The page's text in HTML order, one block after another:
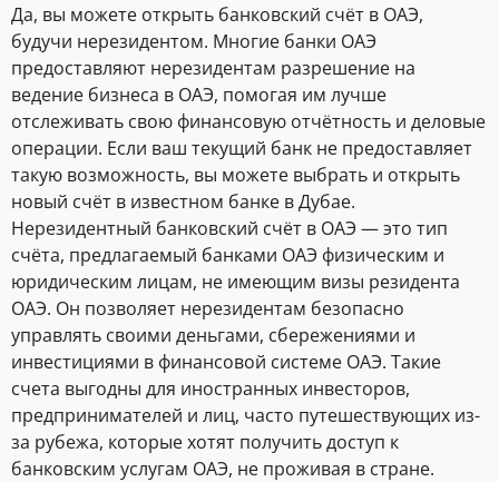
Да, вы можете открыть банковский счёт в ОАЭ,
будучи нерезидентом. Многие банки ОАЭ
предоставляют нерезидентам разрешение на
ведение бизнеса в ОАЭ, помогая им лучше
отслеживать свою финансовую отчётность и деловые
операции. Если ваш текущий банк не предоставляет
такую ​​возможность, вы можете выбрать и открыть
новый счёт в известном банке в Дубае.
Нерезидентный банковский счёт в ОАЭ — это тип
счёта, предлагаемый банками ОАЭ физическим и
юридическим лицам, не имеющим визы резидента
ОАЭ. Он позволяет нерезидентам безопасно
управлять своими деньгами, сбережениями и
инвестициями в финансовой системе ОАЭ. Такие
счета выгодны для иностранных инвесторов,
предпринимателей и лиц, часто путешествующих из-
за рубежа, которые хотят получить доступ к
банковским услугам ОАЭ, не проживая в стране.